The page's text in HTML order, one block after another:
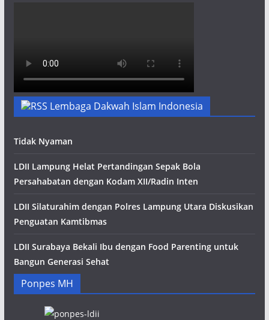
Lembaga Dakwah Islam Indonesia
Tidak Nyaman
LDII Lampung Helat Pertandingan Sepak Bola
Persahabatan dengan Kodam XII/Radin Inten
LDII Silaturahim dengan Polres Lampung Utara Diskusikan
Penguatan Kamtibmas
LDII Surabaya Bekali Ibu dengan Food Parenting untuk
Bangun Generasi Sehat
Ponpes MH